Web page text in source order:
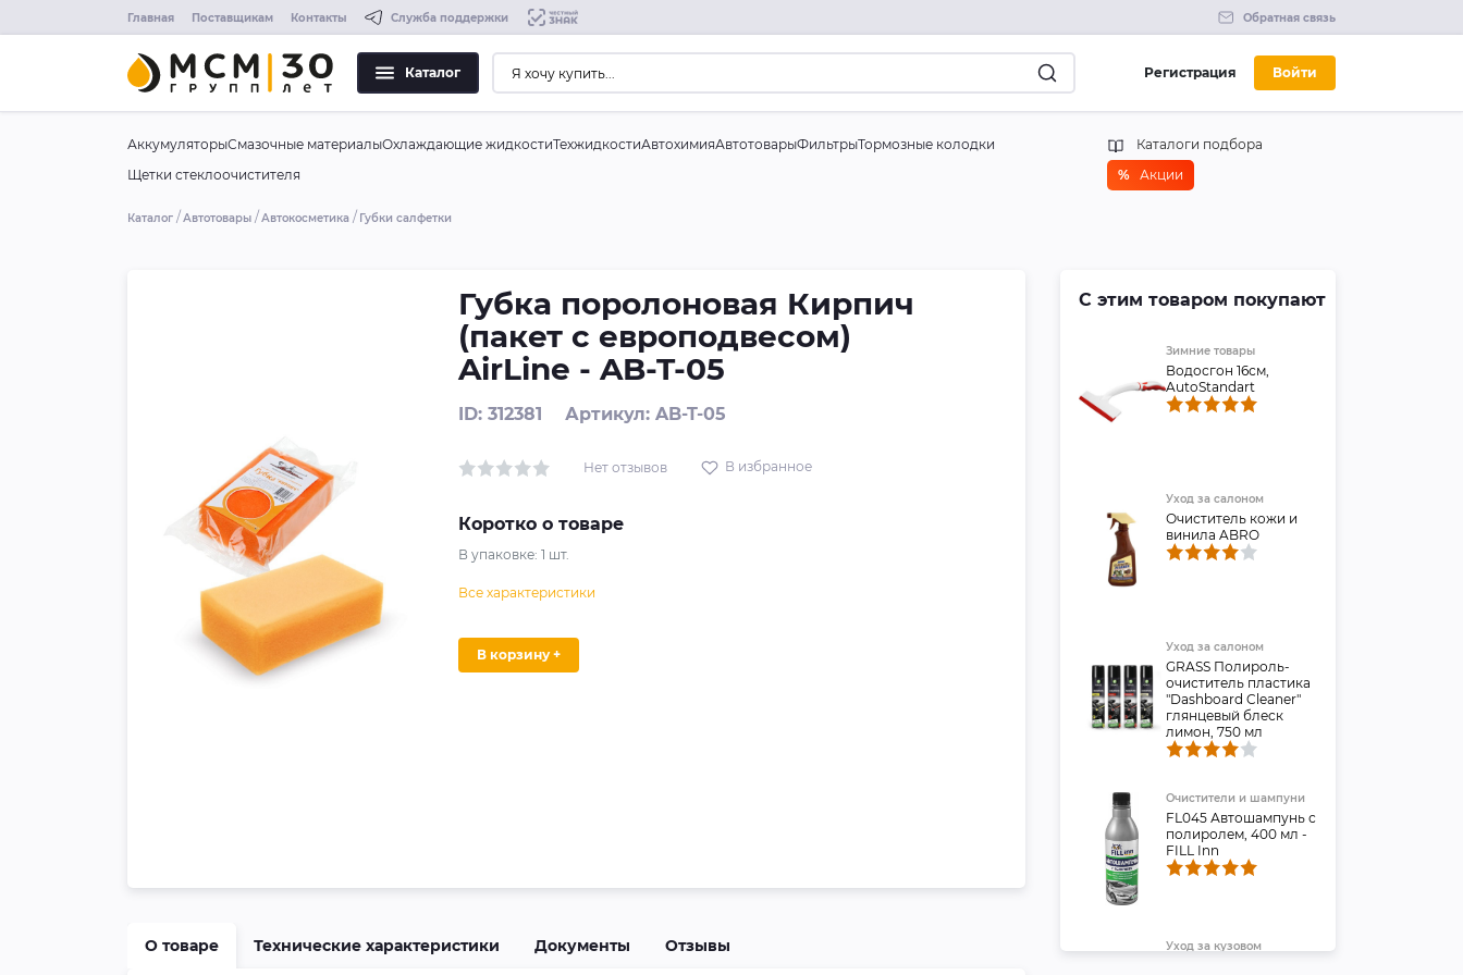
Главная Поставщикам Контакты Служба поддержки Обратная связь
Каталог Регистрация Войти
АккумуляторыСмазочные материалыОхлаждающие жидкостиТехжидкостиАвтохимияАвтотоварыФильтрыТормозные колодки
Щетки стеклоочистителя
Каталоги подбора
% Акции
Каталог Автотовары Автокосметика Губки салфетки
Губка поролоновая Кирпич
(пакет с европодвесом)
AirLine - AB-T-05
ID: 312381 Артикул: AB-T-05
Нет отзывов В избранное
Коротко о товаре
В упаковке:1 шт.
Все характеристики
В корзину +
О товаре Технические характеристики Документы Отзывы
С этим товаром покупают
Зимние товары
Водосгон 16см,
AutoStandart
Уход за салоном
Очиститель кожи и
винила ABRO
Уход за салоном
GRASS Полироль-
очиститель пластика
"Dashboard Cleaner"
глянцевый блеск
лимон, 750 мл
Очистители и шампуни
FL045 Автошампунь с
полиролем, 400 мл -
FILL Inn
Уход за кузовом